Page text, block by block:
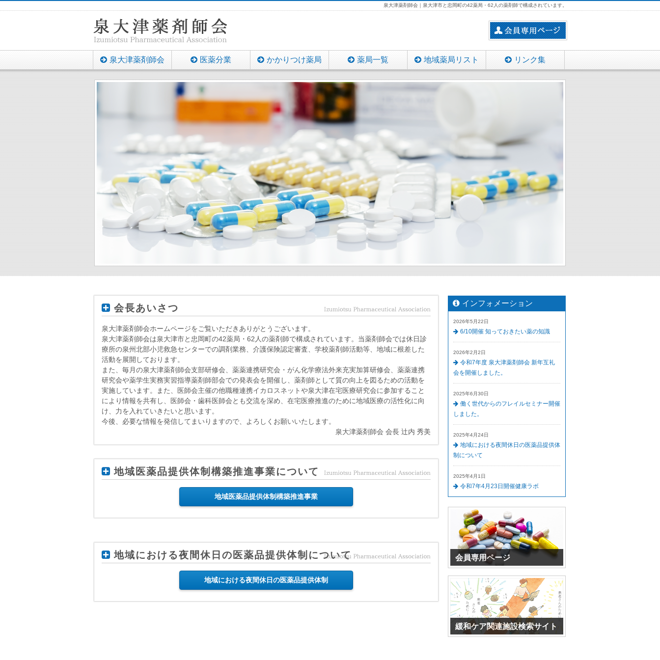
泉大津薬剤師会｜泉大津市と忠岡町の42薬局・62人の薬剤師で構成されています。
泉大津薬剤師会 医薬分業 かかりつけ薬局 薬局一覧 地域薬局リスト リンク集
会長あいさつ
泉大津薬剤師会ホームページをご覧いただきありがとうございます。
泉大津薬剤師会は泉大津市と忠岡町の42薬局・62人の薬剤師で構成されています。当薬剤師会では休日診
療所の泉州北部小児救急センターでの調剤業務、介護保険認定審査、学校薬剤師活動等、地域に根差した
活動を展開しております。
また、毎月の泉大津薬剤師会支部研修会、薬薬連携研究会・がん化学療法外来充実加算研修会、薬薬連携
研究会や薬学生実務実習指導薬剤師部会での発表会を開催し、薬剤師として質の向上を図るための活動を
実施しています。また、医師会主催の他職種連携イカロスネットや泉大津在宅医療研究会に参加すること
により情報を共有し、医師会・歯科医師会とも交流を深め、在宅医療推進のために地域医療の活性化に向
け、力を入れていきたいと思います。
今後、必要な情報を発信してまいりますので、よろしくお願いいたします。
泉大津薬剤師会 会長 辻内 秀美
地域医薬品提供体制構築推進事業について
地域医薬品提供体制構築推進事業
地域における夜間休日の医薬品提供体制について
地域における夜間休日の医薬品提供体制
インフォメーション
2026年5月22日
6/10開催 知っておきたい薬の知識
2026年2月2日
令和7年度 泉大津薬剤師会 新年互礼
会を開催しました。
2025年6月30日
働く世代からのフレイルセミナー開催
しました。
2025年4月24日
地域における夜間休日の医薬品提供体
制について
2025年4月1日
令和7年4月23日開催健康ラボ
会員専用ページ
パスワードを入力してください。
緩和ケア関連施設検索サイト
外部サイトになります。